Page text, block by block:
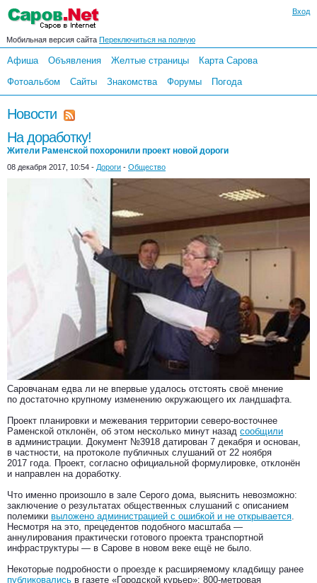
Вход
Мобильная версия сайта Переключиться на полную
Афиша Объявления Желтые страницы
Карта Сарова
Фотоальбом
Сайты Знакомства Форумы Погода
Новости
На доработку!
Жители Раменской похоронили проект новой дороги
08 декабря 2017, 10:54 - Дороги - Общество
Саровчанам едва ли не впервые удалось отстоять своё мнение
по достаточно крупному изменению окружающего их ландшафта.
Проект планировки и межевания территории северо-восточнее
Раменской отклонён, об этом несколько минут назад сообщили
в администрации. Документ №3918 датирован 7 декабря и основан,
в частности, на протоколе публичных слушаний от 22 ноября
2017 года. Проект, согласно официальной формулировке, отклонён
и направлен на доработку.
Что именно произошло в зале Серого дома, выяснить невозможно:
заключение о результатах общественных слушаний с описанием
полемики выложено администрацией с ошибкой и не открывается.
Несмотря на это, прецедентов подобного масштаба —
аннулирования практически готового проекта транспортной
инфраструктуры — в Сарове в новом веке ещё не было.
Некоторые подробности о проезде к расширяемому кладбищу ранее
публиковались в газете «Городской курьер»: 800-метровая